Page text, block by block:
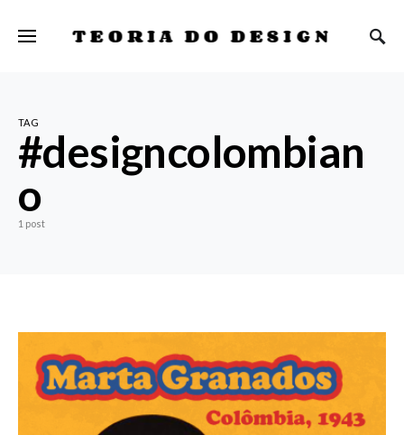
TEORIA DO DESIGN
TAG
#designcolombian
o
1 post